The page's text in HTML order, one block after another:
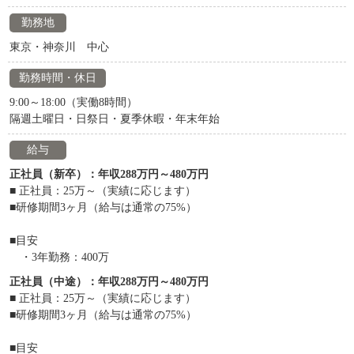
勤務地
東京・神奈川 中心
勤務時間・休日
9:00～18:00（実働8時間）
隔週土曜日・日祭日・夏季休暇・年末年始
給与
正社員（新卒）：年収288万円～480万円
■ 正社員：25万～（実績に応じます）
■研修期間3ヶ月（給与は通常の75%）
■目安
・3年勤務：400万
正社員（中途）：年収288万円～480万円
■ 正社員：25万～（実績に応じます）
■研修期間3ヶ月（給与は通常の75%）
■目安